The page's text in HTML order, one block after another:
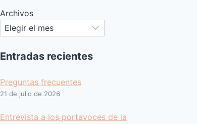
Archivos
Entradas recientes
Preguntas frecuentes
21 de julio de 2026
Entrevista a los portavoces de la